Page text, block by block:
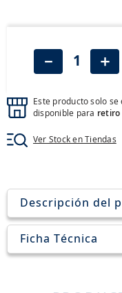
＋
－
Este producto solo se
disponible para retiro
Ver Stock en Tiendas
Descripción del
Ficha Técnica
john deere